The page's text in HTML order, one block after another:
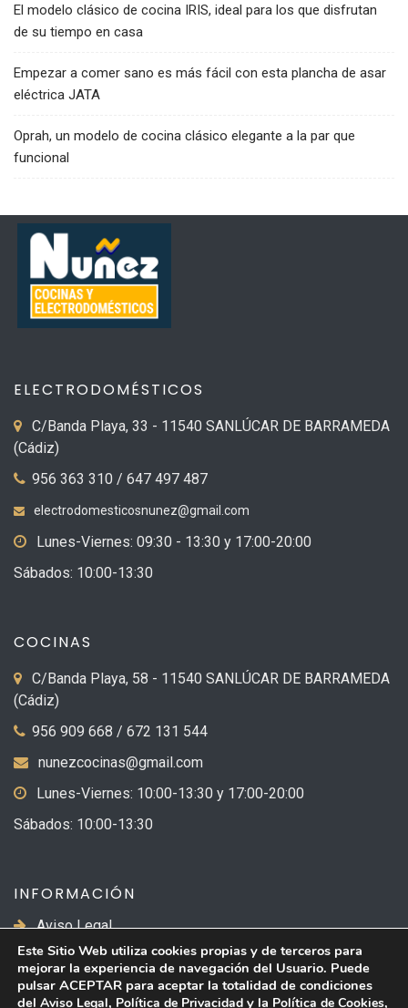
El modelo clásico de cocina IRIS, ideal para los que disfrutan
de su tiempo en casa
Empezar a comer sano es más fácil con esta plancha de asar
eléctrica JATA
Oprah, un modelo de cocina clásico elegante a la par que
funcional
ELECTRODOMÉSTICOS
C/Banda Playa, 33 - 11540 SANLÚCAR DE BARRAMEDA
(Cádiz)
956 363 310 / 647 497 487
electrodomesticosnunez@gmail.com
Lunes-Viernes: 09:30 - 13:30 y 17:00-20:00
Sábados: 10:00-13:30
COCINAS
C/Banda Playa, 58 - 11540 SANLÚCAR DE BARRAMEDA
(Cádiz)
956 909 668 / 672 131 544
nunezcocinas@gmail.com
Lunes-Viernes: 10:00-13:30 y 17:00-20:00
Sábados: 10:00-13:30
INFORMACIÓN
Aviso Legal
Política de Privacidad
Política de Cookies
Este Sitio Web utiliza cookies propias y de terceros para
mejorar la experiencia de navegación del Usuario. Puede
pulsar ACEPTAR para aceptar la totalidad de condiciones
del Aviso Legal, Política de Privacidad y la Política de Cookies,